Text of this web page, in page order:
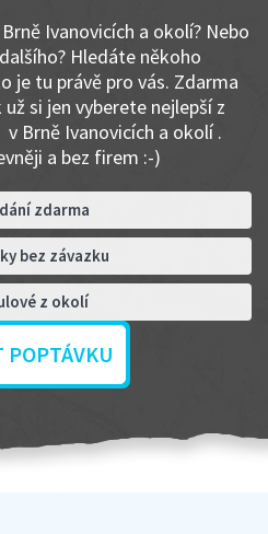
Ivanovicích a okolí? Nebo
Hledáte někoho
je tu právě pro vás. Zdarma
si jen vyberete nejlepší z
Brně Ivanovicích a okolí .
a bez firem :-)
zdarma
bez závazku
z okolí
POPTÁVKU